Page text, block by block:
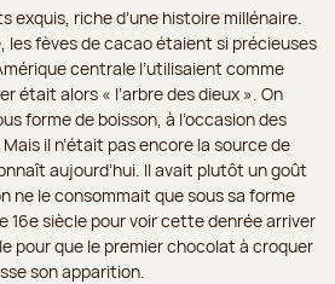
exquis, riche d’une histoire millénaire.
les fèves de cacao étaient si précieuses
centrale l’utilisaient comme
était alors « l’arbre des dieux ». On
forme de boisson, à l’occasion des
il n’était pas encore la source de
aujourd’hui. Il avait plutôt un goût
ne le consommait que sous sa forme
16e siècle pour voir cette denrée arriver
pour que le premier chocolat à croquer
son apparition.